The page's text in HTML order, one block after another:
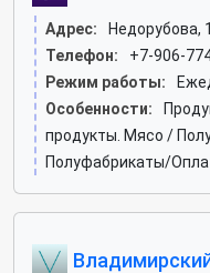
Адрес:
Недорубова,
Телефон:
+7-906-
Режим работы:
Особенности:
продукты. Мясо /
Полуфабрикаты/